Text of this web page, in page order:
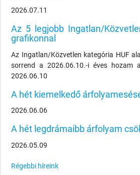
2026.07.11
Az 5 legjobb Ingatlan/
grafikonnal
Az Ingatlan/Közvetlen kategória HUF
sorrend a 2026.06.10.-i éves hozam
2026.06.10
A hét kiemelkedő
2026.06.06
A hét legdrámaibb árfolyam
2026.05.09
Régebbi híreink